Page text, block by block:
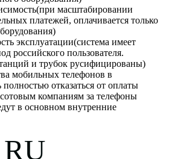
масштабировании
платежей, оплачивается только
эксплуатации(система имеет
российского пользователя.
и трубок русифицированы)
мобильных телефонов в
отказаться от оплаты
компаниям за телефоны
в основном внутренние
RU